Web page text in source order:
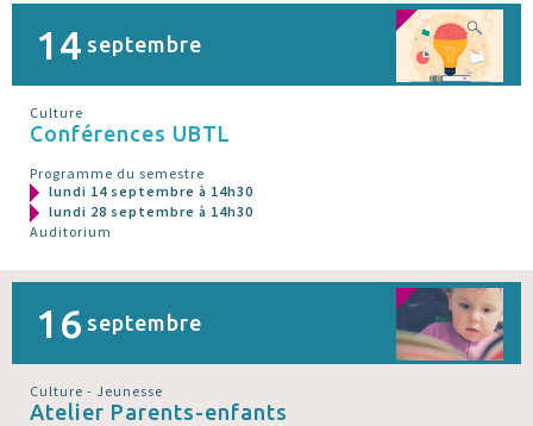
14 septembre
Culture
Conférences UBTL
Programme du semestre
lundi 14 septembre à 14h30
lundi 28 septembre à 14h30
Auditorium
16 septembre
Culture - Jeunesse
Atelier Parents-enfants